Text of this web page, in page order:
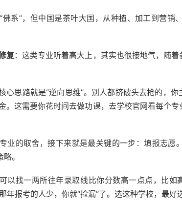
佛系”，但中国是茶叶大国，从种植、加工到营
复 ：这类专业听着高大上，其实也很接地气，随
心思路就是“逆向思维”。别人都挤破头去抢的，
。这需要你花时间去做功课，去学校官网看每个
业的取舍，接下来就是最关键的一步：填报志愿
。
以找一两所往年录取线比你分数高一点点，比
年报考的人少，你就“捡漏”了。选这种学校，最好